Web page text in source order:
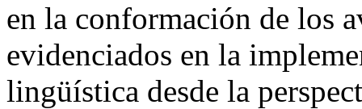
en la conformación de los
evidenciados en la
lingüística desde la